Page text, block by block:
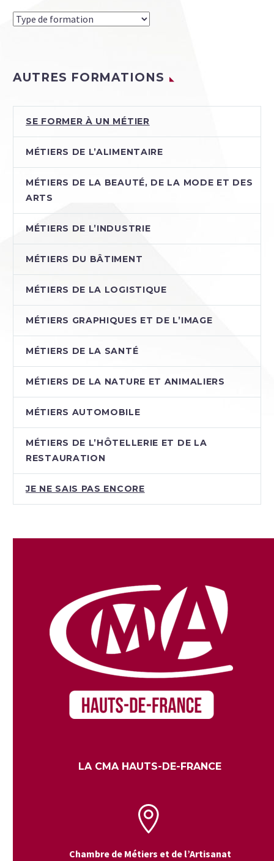
AUTRES FORMATIONS
SE FORMER À UN MÉTIER
MÉTIERS DE L’ALIMENTAIRE
MÉTIERS DE LA BEAUTÉ, DE LA MODE ET DES
ARTS
MÉTIERS DE L’INDUSTRIE
MÉTIERS DU BÂTIMENT
MÉTIERS DE LA LOGISTIQUE
MÉTIERS GRAPHIQUES ET DE L’IMAGE
MÉTIERS DE LA SANTÉ
MÉTIERS DE LA NATURE ET ANIMALIERS
MÉTIERS AUTOMOBILE
MÉTIERS DE L’HÔTELLERIE ET DE LA
RESTAURATION
JE NE SAIS PAS ENCORE
LA CMA HAUTS-DE-FRANCE


Chambre de Métiers et de l’Artisanat